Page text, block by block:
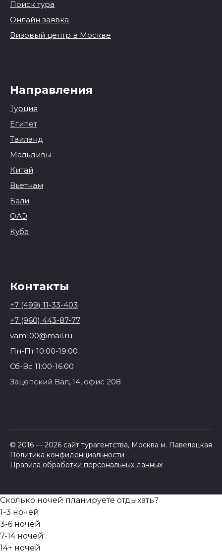
Поиск тура
Онлайн заявка
Визовый центр в Москве
Направления
Турция
Египет
Таиланд
Мальдивы
Китай
Вьетнам
Бали
ОАЭ
Куба
Контакты
+7 (499) 11-33-403
+7 (960) 443-87-77
vam100@mail.ru
Пн-Пт 10:00-19:00
Сб-Вс 11:00-16:00
Зацепский Вал, 14, офис 208
© 2016 — 2026 сайт турагентства, Москва м. Павелецкая
Политика конфиденциальности
Правила обработки персональных данных
Сколько ночей планируете отдыхать?
1-3 ночей
3-6 ночей
7-14 ночей
14+ ночей